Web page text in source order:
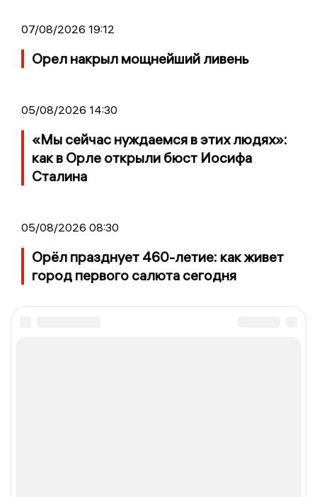
07/08/2026 19:12
Орел накрыл мощнейший ливень
05/08/2026 14:30
«Мы сейчас нуждаемся в этих людях»:
как в Орле открыли бюст Иосифа
Сталина
05/08/2026 08:30
Орёл празднует 460-летие: как живет
город первого салюта сегодня